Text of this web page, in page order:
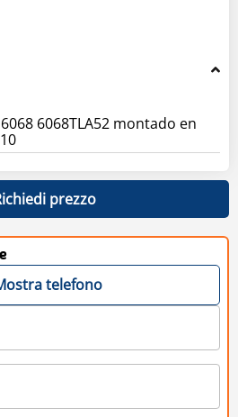
6068TLA52 montado en
prezzo
telefono